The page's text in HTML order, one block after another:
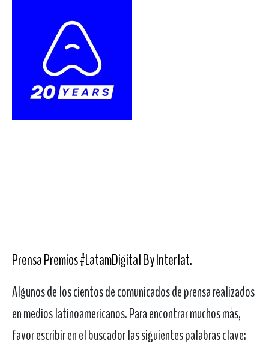
Prensa Premios #LatamDigital By Interlat.
Algunos de los cientos de comunicados de prensa realizados
en medios latinoamericanos. Para encontrar muchos más,
favor escribir en el buscador las siguientes palabras clave: